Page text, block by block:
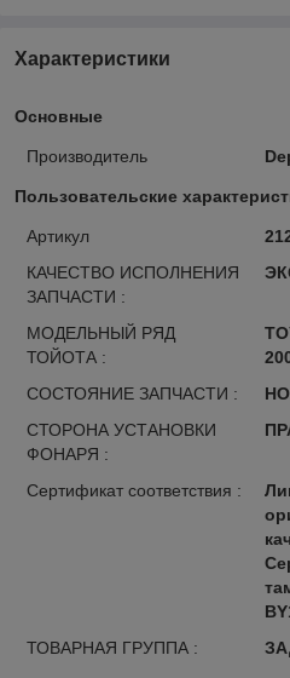
Характеристики
Основные
Производитель
Пользовательские
Артикул
КАЧЕСТВО ИСПОЛНЕНИЯ
ЗАПЧАСТИ :
МОДЕЛЬНЫЙ РЯД
ТОЙОТА :
СОСТОЯНИЕ ЗАПЧАСТИ :
СТОРОНА УСТАНОВКИ
ФОНАРЯ :
Сертификат соответствия :
ТОВАРНАЯ ГРУППА :